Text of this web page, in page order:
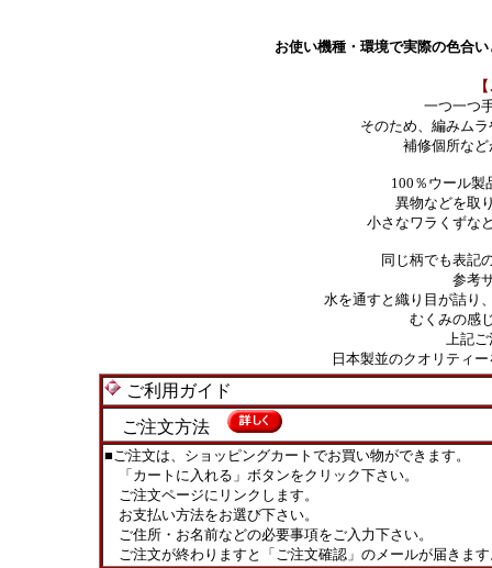
お使い機種・環境で実際の色合
一つ一つ
そのため、編みム
補修個所な
100％ウール製
異物などを取
小さなワラくずな
同じ柄でも表記
参考
水を通すと織り目が詰り
むくみの感
上記ご
日本製並のクオリティ
ご利用ガイド
ご注文方法
■ご注文は、ショッピングカートでお買い物ができます。
「カートに入れる」ボタンをクリック下さい。
ご注文ページにリンクします。
お支払い方法をお選び下さい。
ご住所・お名前などの必要事項をご入力下さい。
ご注文が終わりますと「ご注文確認」のメールが届きま